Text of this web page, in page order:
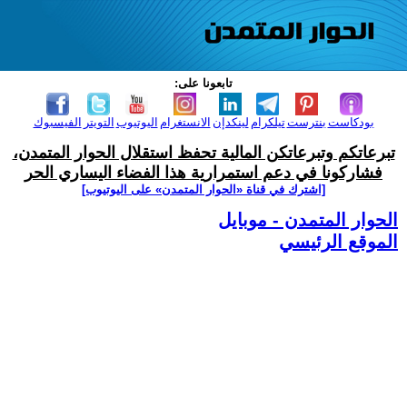
تابعونا على:
الفيسبوك التويتر اليوتيوب الانستغرام لينكدإن تيلكرامبنترست بودكاست
تبرعاتكم وتبرعاتكن المالية تحفظ استقلال الحوار المتمدن،
فشاركونا في دعم استمرارية هذا الفضاء اليساري الحر
[اشترك في قناة ‫«الحوار المتمدن» على اليوتيوب]
الحوار المتمدن - موبايل
الموقع الرئيسي